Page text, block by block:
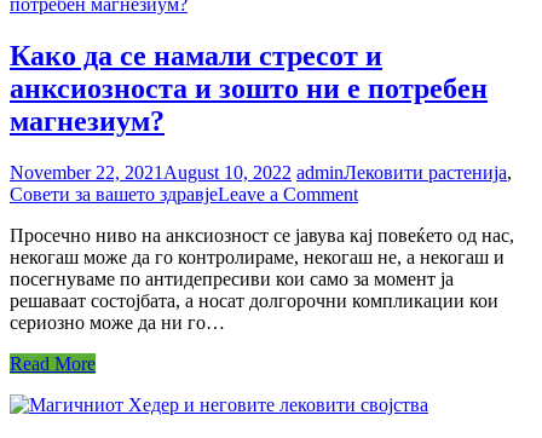
Како да се намали стресот и
анксиозноста и зошто ни е потребен
магнезиум?
November 22, 2021 August 10, 2022 adminЛековити растенија,
Совети за вашето здравјеLeave a Commenton
да
се
намали
стресот
ни
Просечно ниво на анксиозност се јавува кај повеќето од нас,
некогаш може да го контролираме, некогаш не, а некогаш и
посегнуваме по антидепресиви кои само за момент ја
решаваат состојбата, а носат долгорочни компликации кои
сериозно може да ни го…
Read More